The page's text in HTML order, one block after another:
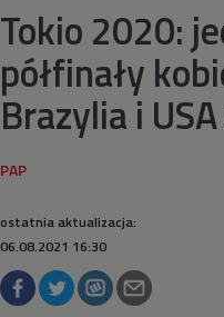
Podnoszenie
Rugby
Siatkówka
Tokio 2020:
półfinały
Brazylia i
ostatnia aktualizacja:
06.08.2021 16:30